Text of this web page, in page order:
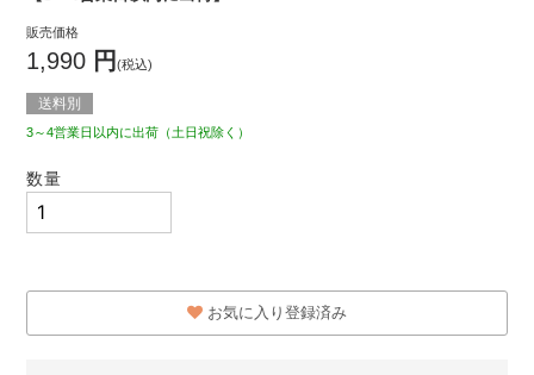
販売価格
1,990 円(税込)
送料別
3～4営業日以内に出荷（土日祝除く）
数量
お気に入り登録済み